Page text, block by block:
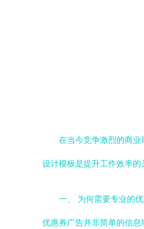
在当今竞争激烈的商
设计模板是提升工作效率的
一、 为何需要专业的
优惠券广告并非简单的信